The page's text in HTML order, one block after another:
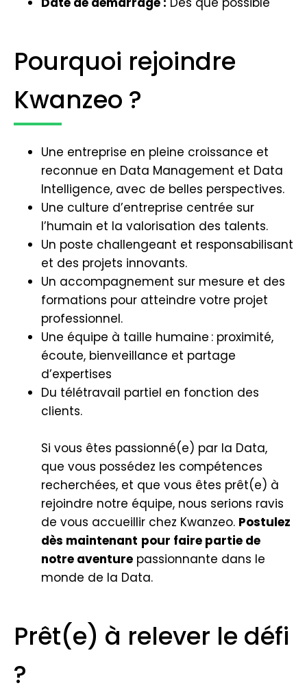
Pourquoi rejoindre
Kwanzeo ?
Une entreprise en pleine croissance et
reconnue en Data Management et Data
Intelligence, avec de belles perspectives.
Une culture d’entreprise centrée sur
l’humain et la valorisation des talents.
Un poste challengeant et responsabilisant
et des projets innovants.
Un accompagnement sur mesure et des
formations pour atteindre votre projet
professionnel.
Une équipe à taille humaine : proximité,
écoute, bienveillance et partage
d’expertises
Du télétravail partiel en fonction des
clients.
Si vous êtes passionné(e) par la Data,
que vous possédez les compétences
recherchées, et que vous êtes prêt(e) à
rejoindre notre équipe, nous serions ravis
de vous accueillir chez Kwanzeo. Postulez
dès maintenant pour faire partie de
notre aventure passionnante dans le
monde de la Data.
Prêt(e) à relever le défi
?